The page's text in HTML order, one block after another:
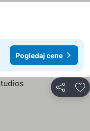
Pogledaj cene
Deli